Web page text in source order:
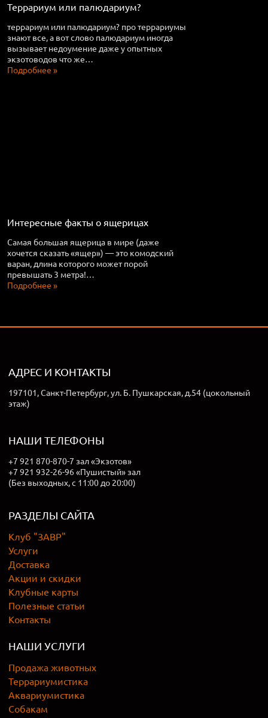
Террариум или палюдариум?
террариум или палюдариум? про террариумы
знают все, а вот слово палюдариум иногда
вызывает недоумение даже у опытных
экзотоводов что же…
Подробнее »
Интересные факты о ящерицах
Самая большая ящерица в мире (даже
хочется сказать «ящер») — это комодский
варан, длина которого может порой
превышать 3 метра!…
Подробнее »
АДРЕС И КОНТАКТЫ
197101, Санкт-Петербург, ул. Б. Пушкарская, д.54 (цокольный
этаж)
НАШИ ТЕЛЕФОНЫ
+7 921 870-870-7 зал «Экзотов»
+7 921 932-26-96 «Пушистый» зал
(Без выходных, с 11:00 до 20:00)
РАЗДЕЛЫ САЙТА
Клуб "ЗАВР"
Услуги
Доставка
Акции и скидки
Клубные карты
Полезные статьи
Контакты
НАШИ УСЛУГИ
Продажа животных
Террариумистика
Аквариумистика
Собакам